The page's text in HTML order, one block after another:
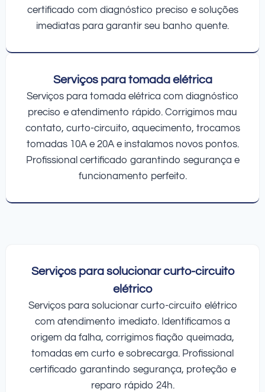
certificado com diagnóstico preciso e soluções
imediatas para garantir seu banho quente.
Serviços para tomada elétrica
Serviços para tomada elétrica com diagnóstico
preciso e atendimento rápido. Corrigimos mau
contato, curto-circuito, aquecimento, trocamos
tomadas 10A e 20A e instalamos novos pontos.
Profissional certificado garantindo segurança e
funcionamento perfeito.
Serviços para solucionar curto-circuito
elétrico
Serviços para solucionar curto-circuito elétrico
com atendimento imediato. Identificamos a
origem da falha, corrigimos fiação queimada,
tomadas em curto e sobrecarga. Profissional
certificado garantindo segurança, proteção e
reparo rápido 24h.